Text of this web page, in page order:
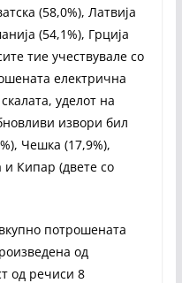
(58,0%), Латвија
(54,1%), Грција
тие учествувале со
електрична
уделот на
извори бил
Чешка (17,9%),
и Кипар (двете со
потрошената
од
од речиси 8